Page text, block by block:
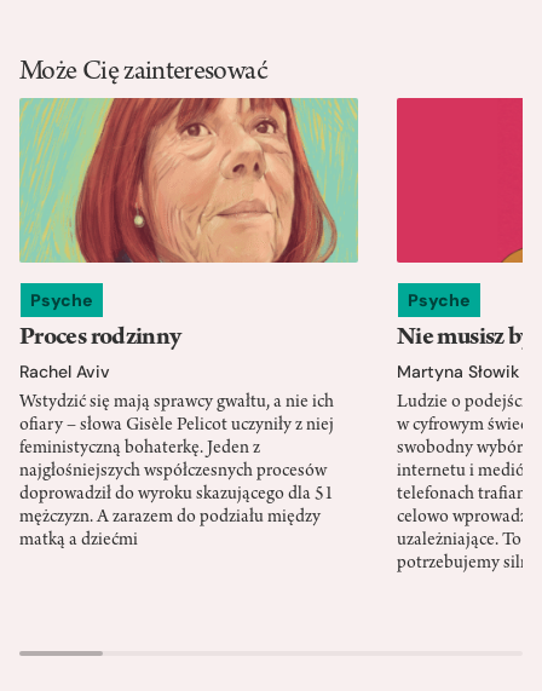
Może Cię zainteresować
Psyche
Proces rodzinny
Rachel Aviv
Wstydzić się mają sprawcy gwałtu, a nie ich
ofiary – słowa Gisèle Pelicot uczyniły z niej
feministyczną bohaterkę. Jeden z
najgłośniejszych współczesnych procesów
doprowadził do wyroku skazującego dla 51
mężczyzn. A zarazem do podziału między
matką a dziećmi
Psyche
Nie musisz
Martyna Słowik
Ludzie o podejściu
w cyfrowym
swobodny wybór.
internetu i mediów
telefonach
celowo
uzależniające. To
potrzebujemy